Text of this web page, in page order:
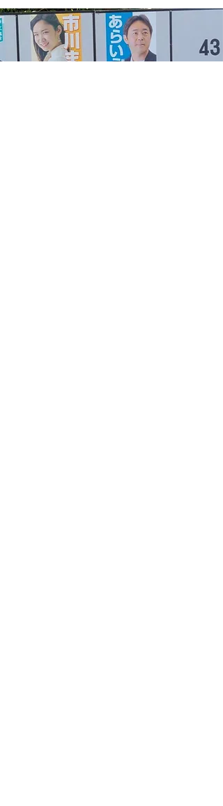
に参加しました